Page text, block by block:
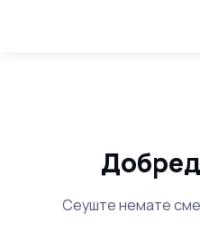
Сеуште немате